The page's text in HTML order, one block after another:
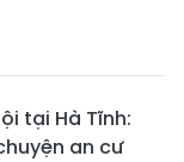
tại Hà Tĩnh:
an cư